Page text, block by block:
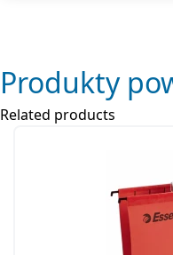
Produkty
Related products